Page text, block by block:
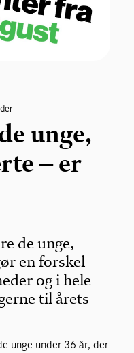
unge,
– er
de unge,
en forskel –
og i hele
til årets
unge under 36 år, der